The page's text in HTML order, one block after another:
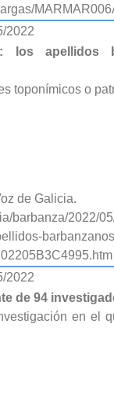
2022
los apellidos
toponímicos o
de Galicia.
barbanza/2022/
2022
de 94
en el